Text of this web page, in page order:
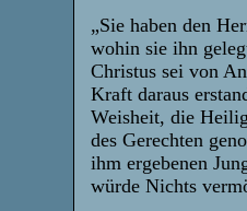
„Sie haben den
wohin sie ihn
Christus sei von
Kraft daraus
Weisheit, die
des Gerechten
ihm ergebenen
würde Nichts